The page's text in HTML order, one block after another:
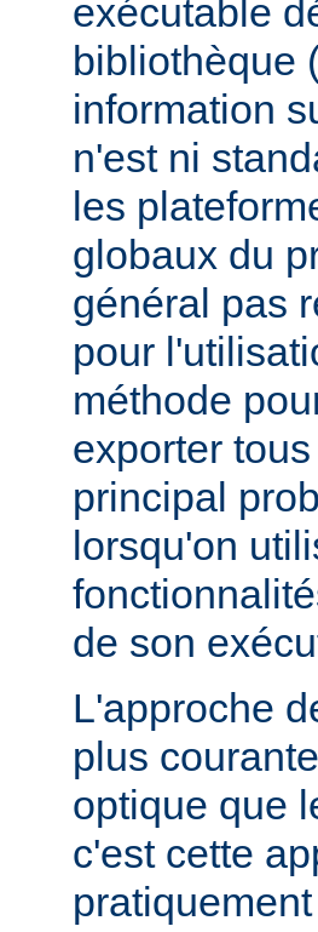
exécutable
bibliothèque
information
n'est ni
les
globaux du
général pas
pour
méthode
exporter
principal
lorsqu'on
de son
L'approche
plus
optique que
c'est cette